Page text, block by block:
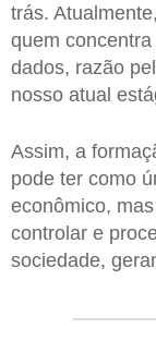
trás.
quem
dados, razão
nosso atual
Assim, a
pode ter como
econômico,
controlar e
sociedade,